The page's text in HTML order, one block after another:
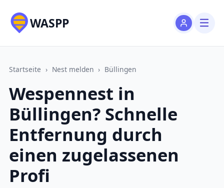
WASPP
Startseite › Nest melden › Büllingen
Wespennest in
Büllingen? Schnelle
Entfernung durch
einen zugelassenen
Profi